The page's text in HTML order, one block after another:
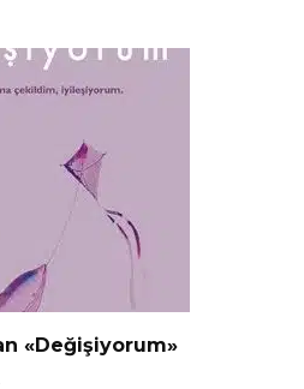
«Değişiyorum»